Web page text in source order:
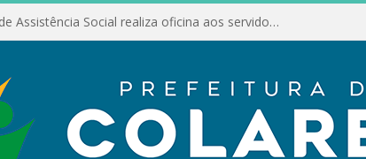
Conselho Municipal de Assistência Social realiza oficina aos servidores